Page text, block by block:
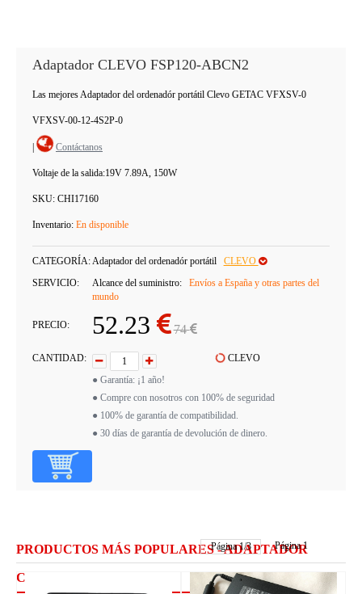
Adaptador CLEVO FSP120-ABCN2
Las mejores Adaptador del ordenadór portátil Clevo GETAC VFXSV-0
VFXSV-00-12-4S2P-0
Contáctanos
Voltaje de la salida:19V 7.89A, 150W
SKU: CHI17160
Inventario: En disponible
CATEGORÍA:Adaptador del ordenadór portátil
CLEVO
SERVICIO:
Alcance del suministro:
Envíos a España y otras partes del
mundo
PRECIO: 52.23 74
CANTIDAD:
CLEVO
● Garantía: ¡1 año!
● Compre con nosotros con 100% de seguridad
● 100% de garantía de compatibilidad.
● 30 días de garantía de devolución de dinero.
PRODUCTOS MÁS POPULARES - ADAPTADOR
CLEVO
Página1/3 Página 1